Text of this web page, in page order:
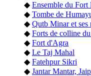
◆ Ensemble du Fort
◆ Tombe de
◆ Qutb Minar et ses
◆ Forts de colline
◆ Fort d'Agra
◆ Le Taj Mahal
◆ Fatehpur Sikri
◆ Jantar Mantar,